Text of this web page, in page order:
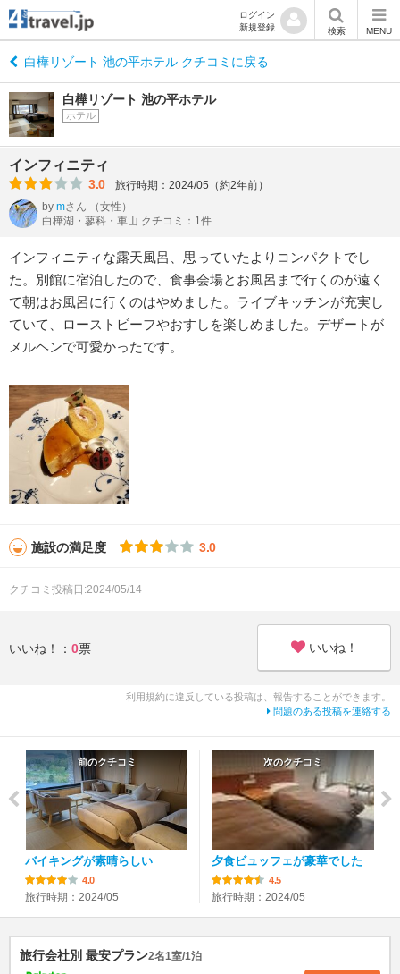
ログイン
新規登録
検索 MENU
白樺リゾート 池の平ホテル クチコミに戻る
白樺リゾート 池の平ホテル
ホテル
インフィニティ
3.0
旅行時期：2024/05（約2年前）
by mさん
（女性）
白樺湖・蓼科・車山 クチコミ：1件
インフィニティな露天風呂、思っていたよりコンパクトでし
た。別館に宿泊したので、食事会場とお風呂まで行くのが遠く
て朝はお風呂に行くのはやめました。ライブキッチンが充実し
ていて、ローストビーフやおすしを楽しめました。デザートが
メルヘンで可愛かったです。
施設の満足度 3.0
クチコミ投稿日:2024/05/14
いいね！： 0票 いいね！
利用規約に違反している投稿は、報告することができます。
問題のある投稿を連絡する
前のクチコミ
バイキングが素晴らしい
4.0
旅行時期：2024/05
次のクチコミ
夕食ビュッフェが豪華でした
4.5
旅行時期：2024/05
旅行会社別 最安プラン2名1室/1泊